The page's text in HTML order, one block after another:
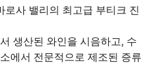
사 밸리의 최고급 부티크 진
생산된 와인을 시음하고, 수
에서 전문적으로 제조된 증류